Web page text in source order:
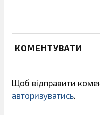
КОМЕНТУВАТИ
Щоб відправити
авторизуватись.